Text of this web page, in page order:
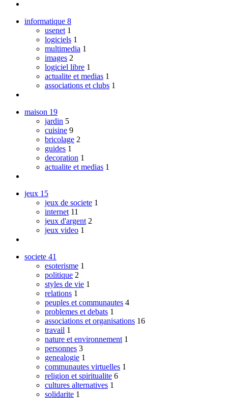
informatique 8
usenet 1
logiciels 1
multimedia 1
images 2
logiciel libre 1
actualite et medias 1
associations et clubs 1
maison 19
jardin 5
cuisine 9
bricolage 2
guides 1
decoration 1
actualite et medias 1
jeux 15
jeux de societe 1
internet 11
jeux d'argent 2
jeux video 1
societe 41
esoterisme 1
politique 2
styles de vie 1
relations 1
peuples et communautes 4
problemes et debats 1
associations et organisations 16
travail 1
nature et environnement 1
personnes 3
genealogie 1
communautes virtuelles 1
religion et spiritualite 6
cultures alternatives 1
solidarite 1